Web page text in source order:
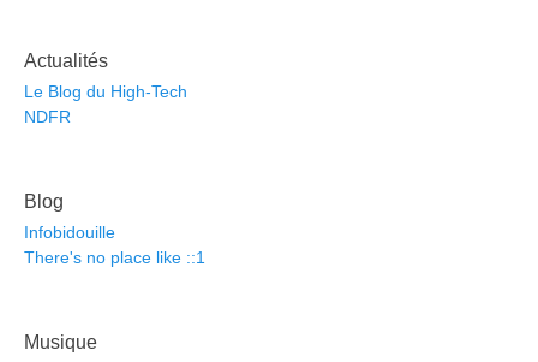
Actualités
Le Blog du High-Tech
NDFR
Blog
Infobidouille
There's no place like ::1
Musique